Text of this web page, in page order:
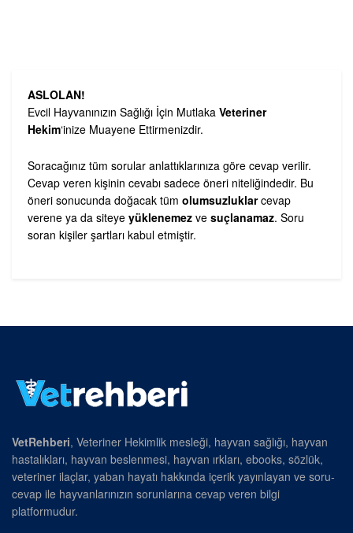
ASLOLAN!
Evcil Hayvanınızın Sağlığı İçin Mutlaka Veteriner
Hekim‘inize Muayene Ettirmenizdir.
Soracağınız tüm sorular anlattıklarınıza göre cevap verilir.
Cevap veren kişinin cevabı sadece öneri niteliğindedir. Bu
öneri sonucunda doğacak tüm olumsuzluklarcevap
verene ya da siteye yüklenemez ve suçlanamaz. Soru
soran kişiler şartları kabul etmiştir.
VetRehberi, Veteriner Hekimlik mesleği, hayvan sağlığı, hayvan
hastalıkları, hayvan beslenmesi, hayvan ırkları, ebooks, sözlük,
veteriner ilaçlar, yaban hayatı hakkında içerik yayınlayan ve soru-
cevap ile hayvanlarınızın sorunlarına cevap veren bilgi
platformudur.